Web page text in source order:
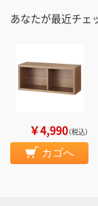
あなたが最近チェ
￥4,990（税込）
カゴへ